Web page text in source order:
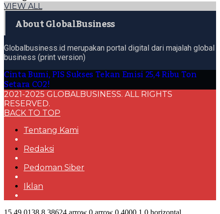
VIEW ALL
About GlobalBusiness
Globalbusiness.id merupakan portal digital dari majalah global
business (print version)
Cinta Bumi, PIS Sukses Tekan Emisi 25,4 Ribu Ton
Setara CO2!
2021-2025 GLOBALBUSINESS. ALL RIGHTS
RESERVED.
BACK TO TOP
Tentang Kami
Redaksi
Pedoman Siber
Iklan
15 49.0138 8.38624 arrow 0 arrow 0 4000 1 0 horizontal